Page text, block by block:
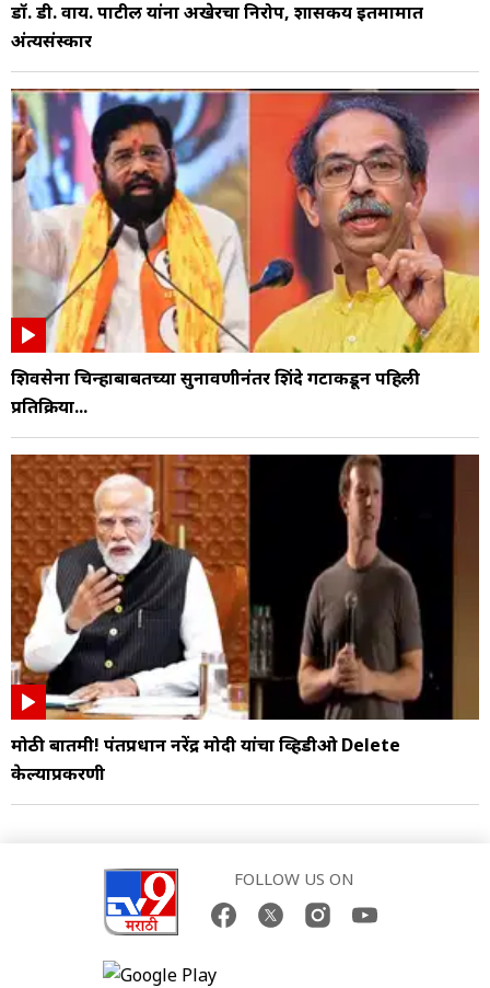
डॉ. डी. वाय. पाटील यांना अखेरचा निरोप, शासकीय इतमामात
अंत्यसंस्कार
शिवसेना चिन्हाबाबतच्या सुनावणीनंतर शिंदे गटाकडून पहिली
प्रतिक्रिया...
मोठी बातमी! पंतप्रधान नरेंद्र मोदी यांचा व्हिडीओ Delete
केल्याप्रकरणी
FOLLOW US ON